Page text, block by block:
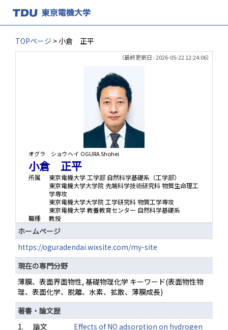
TOPページ > 小倉 正平
（最終更新日 : 2026-05-22 12:24:06）
オグラ ショウヘイ OGURA Shohei
小倉 正平
所属
東京電機大学 工学部 自然科学基礎系（工学部）
東京電機大学大学院 先端科学技術研究科 物質生命理工
学専攻
東京電機大学大学院 工学研究科 物質工学専攻
東京電機大学 教養教育センター 自然科学基礎系
職種
教授
ホームページ
https://oguradendai.wixsite.com/my-site
現在の専門分野
薄膜、表面界面物性, 基礎物理化学 キーワード(表面物性物
理、表面化学、脱離、水素、拡散、薄膜成長)
著書・論文歴
1.
論文
Effects of NO adsorption on hydrogen